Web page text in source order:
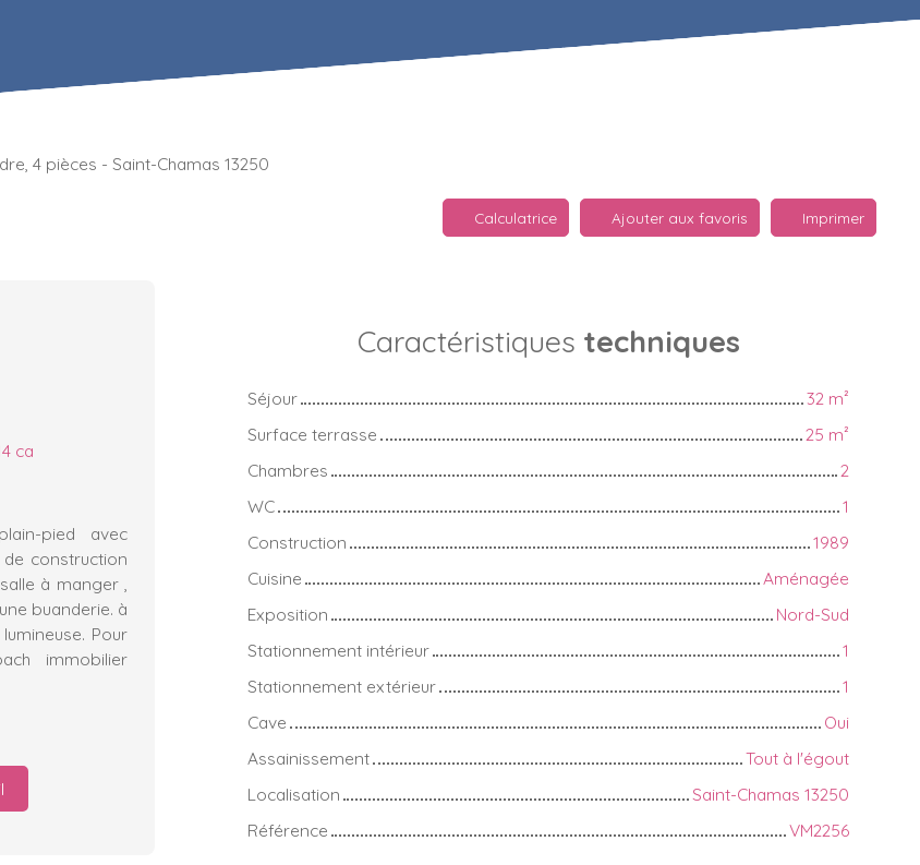
4 pièces - Saint-Chamas 13250
Calculatrice Ajouter aux favoris Imprimer
ca
pied avec
construction
à manger ,
buanderie. à
Pour
immobilier
Caractéristiques techniques
Séjour 32 m²
Surface terrasse
25 m²
Chambres
2
WC
1
Construction
1989
Cuisine
Aménagée
Exposition
Nord-Sud
Stationnement intérieur
1
Stationnement extérieur
1
Cave
Oui
Assainissement
Tout à l'égout
Localisation
Saint-Chamas 13250
Référence
VM2256